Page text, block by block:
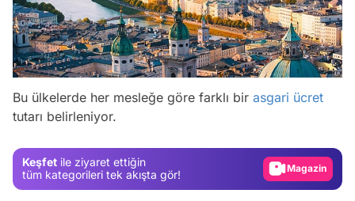
Bu ülkelerde her mesleğe göre farklı bir asgari ücret
tutarı belirleniyor.
Keşfet ile ziyaret ettiğin
tüm kategorileri tek akışta gör!
Magazin